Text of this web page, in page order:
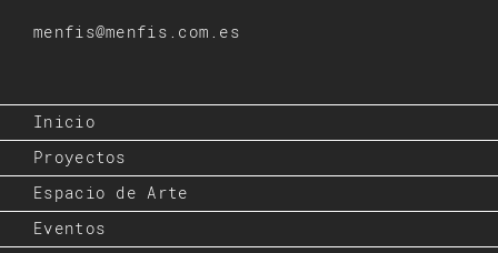
menfis@menfis.com.es
Inicio
Proyectos
Espacio de Arte
Eventos